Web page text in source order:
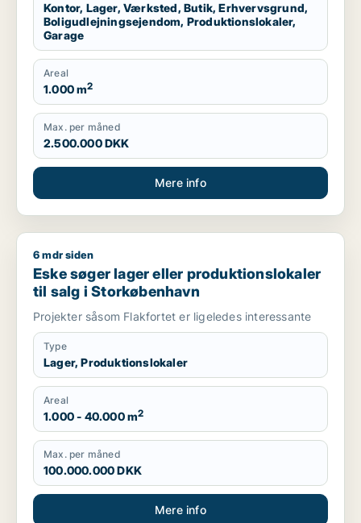
Kontor, Lager, Værksted, Butik, Erhvervsgrund,
Boligudlejningsejendom, Produktionslokaler,
Garage
Areal
1.000 m2
Max. per måned
2.500.000 DKK
Mere info
Eske søger lager eller produktionslokaler til salg i
6 mdr siden
Eske søger lager eller produktionslokaler
til salg i Storkøbenhavn
Projekter såsom Flakfortet er ligeledes interessante
Type
Lager, Produktionslokaler
Areal
1.000 - 40.000 m2
Max. per måned
100.000.000 DKK
Mere info